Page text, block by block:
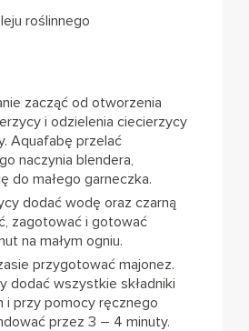
roślinnego
zacząć od otworzenia
i odzielenia ciecierzycy
Aquafabę przelać
naczynia blendera,
do małego garneczka.
dodać wodę oraz czarną
zagotować i gotować
na małym ogniu.
przygotować majonez.
dodać wszystkie składniki
i przy pomocy ręcznego
przez 3 – 4 minuty.